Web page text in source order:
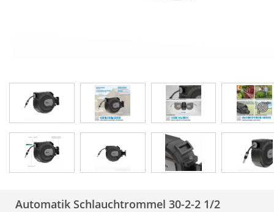
Automatik Schlauchtrommel 30-2-2 1/2